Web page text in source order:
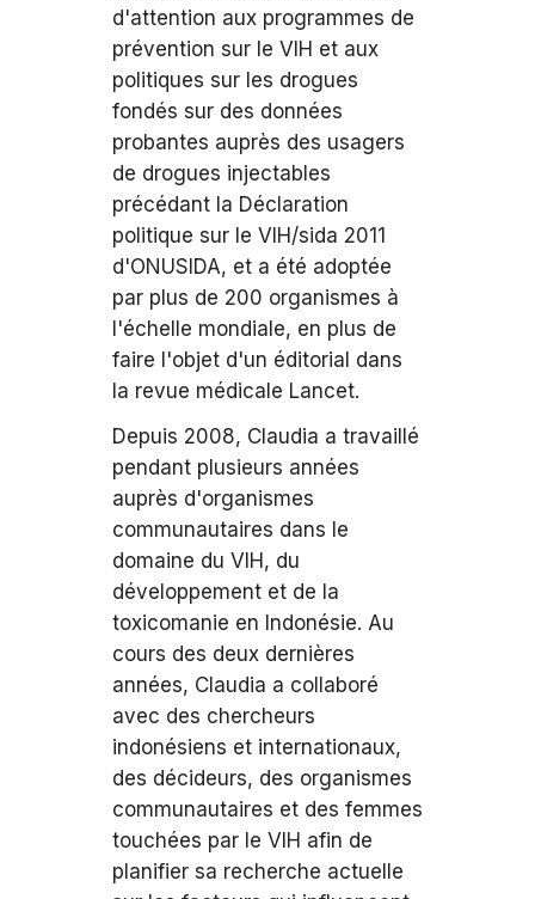
d'attention aux programmes de
prévention sur le VIH et aux
politiques sur les drogues
fondés sur des données
probantes auprès des usagers
de drogues injectables
précédant la Déclaration
politique sur le VIH/sida 2011
d'ONUSIDA, et a été adoptée
par plus de 200 organismes à
l'échelle mondiale, en plus de
faire l'objet d'un éditorial dans
la revue médicale Lancet.
Depuis 2008, Claudia a travaillé
pendant plusieurs années
auprès d'organismes
communautaires dans le
domaine du VIH, du
développement et de la
toxicomanie en Indonésie. Au
cours des deux dernières
années, Claudia a collaboré
avec des chercheurs
indonésiens et internationaux,
des décideurs, des organismes
communautaires et des femmes
touchées par le VIH afin de
planifier sa recherche actuelle